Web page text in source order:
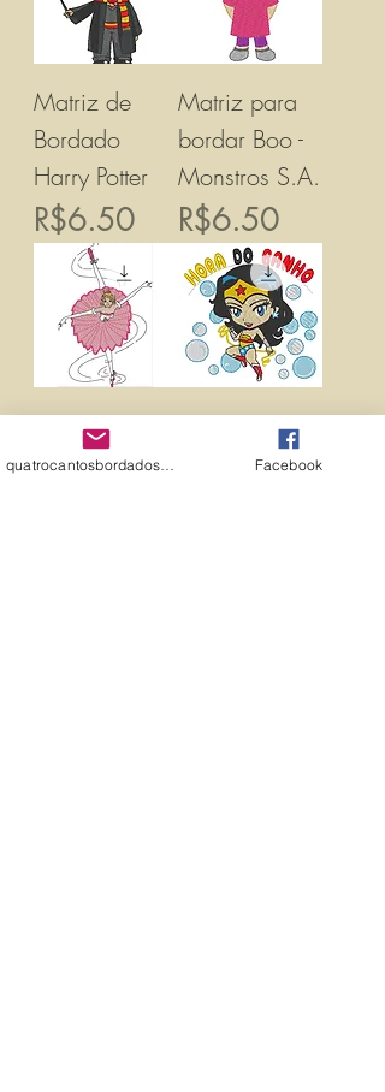
Matriz de
Bordado
Harry Potter
價格
R$6.50
Matriz para
bordar Boo -
Monstros S.A.
價格
R$6.50
Matriz de
Bordado
Matriz para
bordar Mulher
Facebook